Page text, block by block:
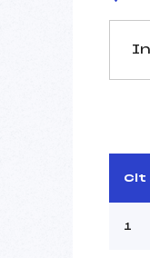
D.T
Dir.
Clt
1